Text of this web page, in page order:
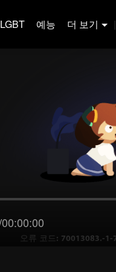
LGBT 예능 더 보기 |